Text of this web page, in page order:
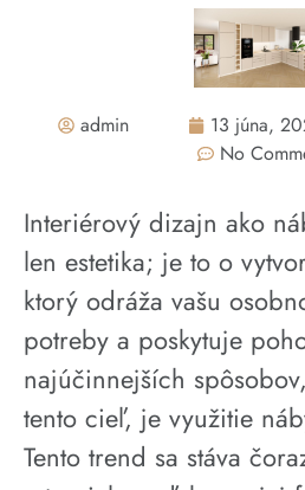
admin 13 júna,
No
Interiérový dizajn ako
len estetika; je to o
ktorý odráža vašu
potreby a poskytuje
najúčinnejších
tento cieľ, je využitie
Tento trend sa stáva